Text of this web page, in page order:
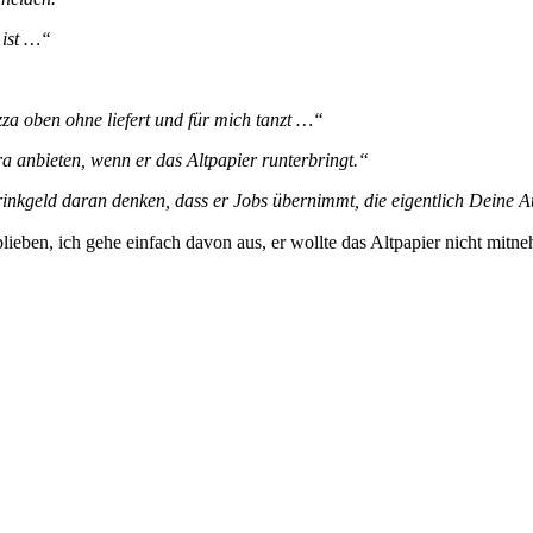
ist …“
oben ohne liefert und für mich tanzt …“
anbieten, wenn er das Altpapier runterbringt.“
daran denken, dass er Jobs übernimmt, die eigentlich Deine
ich gehe einfach davon aus, er wollte das Altpapier nicht